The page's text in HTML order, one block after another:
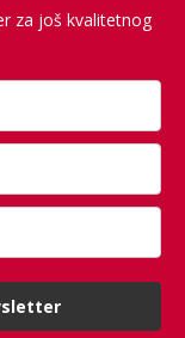
za još kvalitetnog